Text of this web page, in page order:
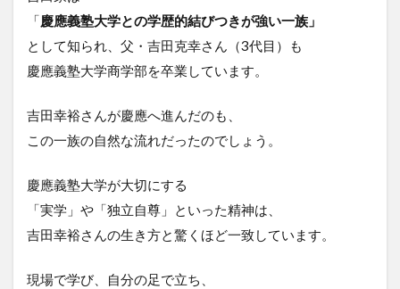
「慶應義塾大学との学歴的結びつきが強い一族」
として知られ、父・吉田克幸さん（3代目）も
慶應義塾大学商学部を卒業しています。
吉田幸裕さんが慶應へ進んだのも、
この一族の自然な流れだったのでしょう。
慶應義塾大学が大切にする
「実学」や「独立自尊」といった精神は、
吉田幸裕さんの生き方と驚くほど一致しています。
現場で学び、自分の足で立ち、